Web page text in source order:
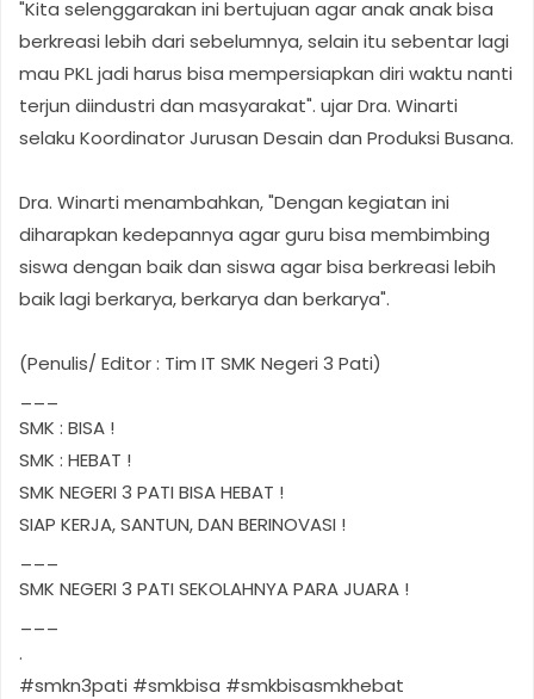
"Kita selenggarakan ini bertujuan agar anak anak bisa
berkreasi lebih dari sebelumnya, selain itu sebentar lagi
mau PKL jadi harus bisa mempersiapkan diri waktu nanti
terjun diindustri dan masyarakat". ujar Dra. Winarti
selaku Koordinator Jurusan Desain dan Produksi Busana.
Dra. Winarti menambahkan, "Dengan kegiatan ini
diharapkan kedepannya agar guru bisa membimbing
siswa dengan baik dan siswa agar bisa berkreasi lebih
baik lagi berkarya, berkarya dan berkarya".
(Penulis/ Editor : Tim IT SMK Negeri 3 Pati)
SMK : BISA !
SMK : HEBAT !
SMK NEGERI 3 PATI BISA HEBAT !
SIAP KERJA, SANTUN, DAN BERINOVASI !
SMK NEGERI 3 PATI SEKOLAHNYA PARA JUARA !
.
#smkn3pati #smkbisa #smkbisasmkhebat